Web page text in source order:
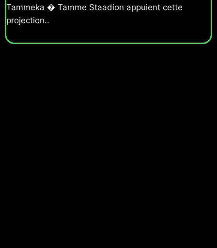
Tammeka � Tamme Staadion appuient cette
projection..